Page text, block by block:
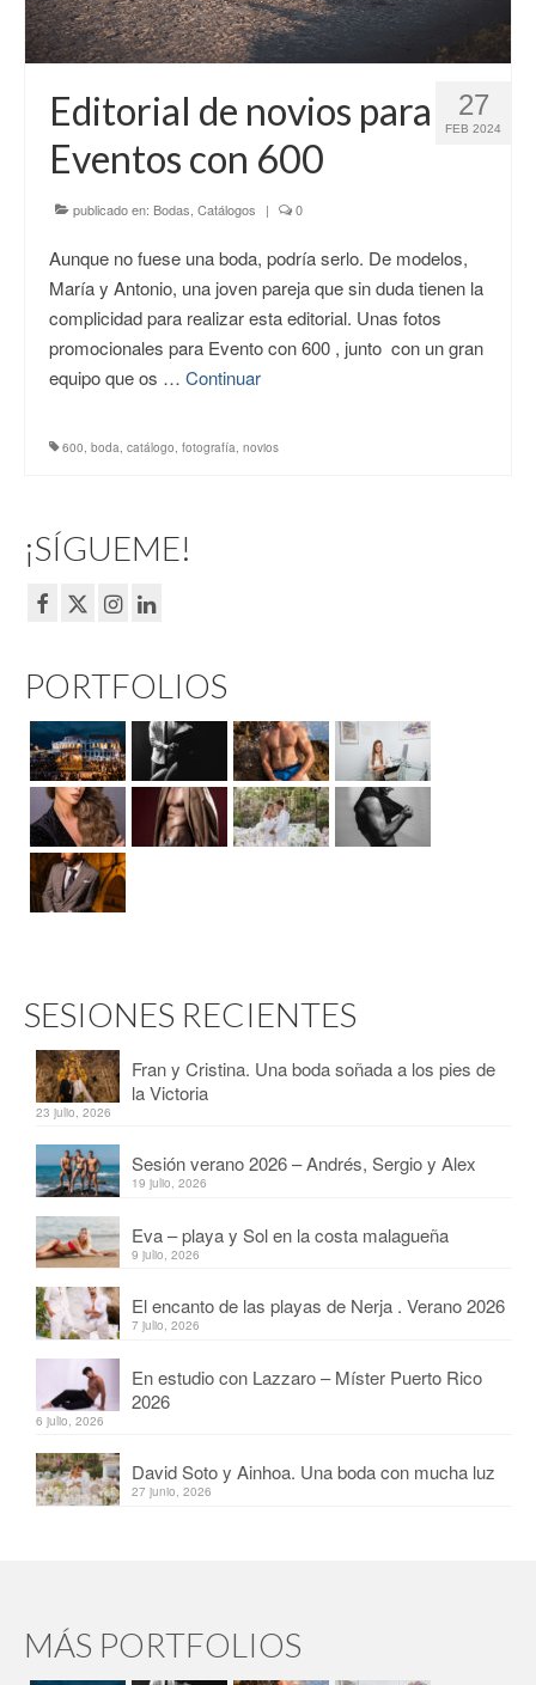
27
FEB 2024
Editorial de novios para
Eventos con 600
publicado en: Bodas Catálogos | 0
Aunque no fuese una boda, podría serlo. De modelos,
María y Antonio, una joven pareja que sin duda tienen la
complicidad para realizar esta editorial. Unas fotos
promocionales para Evento con 600 , junto con un gran
equipo que os … Continuar
600 boda catálogo fotografía novios
¡SÍGUEME!
PORTFOLIOS
SESIONES RECIENTES
Fran y Cristina. Una boda soñada a los pies de
la Victoria
23 julio, 2026
Sesión verano 2026 – Andrés, Sergio y Alex
19 julio, 2026
Eva – playa y Sol en la costa malagueña
9 julio, 2026
El encanto de las playas de Nerja . Verano 2026
7 julio, 2026
En estudio con Lazzaro – Míster Puerto Rico
2026
6 julio, 2026
David Soto y Ainhoa. Una boda con mucha luz
27 junio, 2026
MÁS PORTFOLIOS